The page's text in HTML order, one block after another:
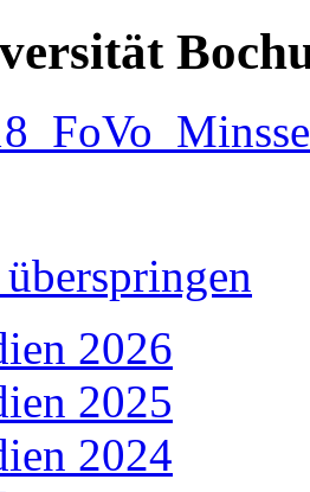
2026
2025
2024